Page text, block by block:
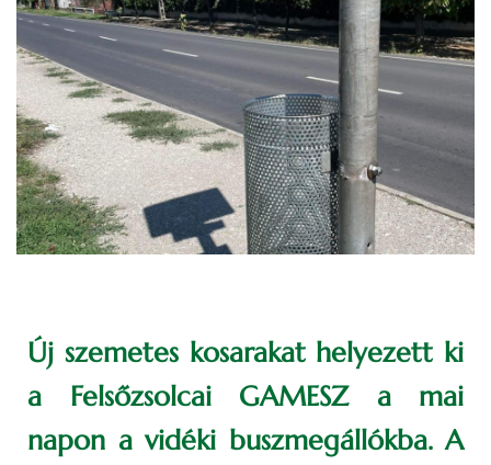
Új szemetes kosarakat helyezett ki
a Felsőzsolcai GAMESZ a mai
napon a vidéki buszmegállókba. A